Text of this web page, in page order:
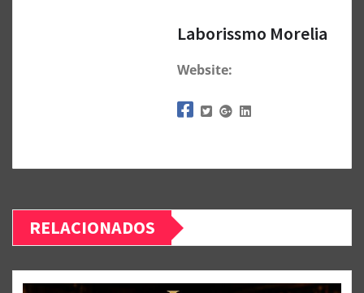
Laborissmo Morelia
Website:
RELACIONADOS